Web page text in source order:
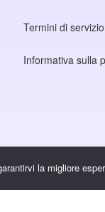
Termini di servizio
Informativa sulla
la migliore